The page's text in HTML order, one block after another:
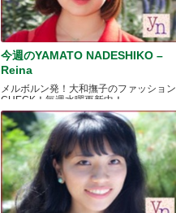
今週のYAMATO NADESHIKO –
Reina
メルボルン発！大和撫子のファッション
CHECK！毎週水曜更新中！